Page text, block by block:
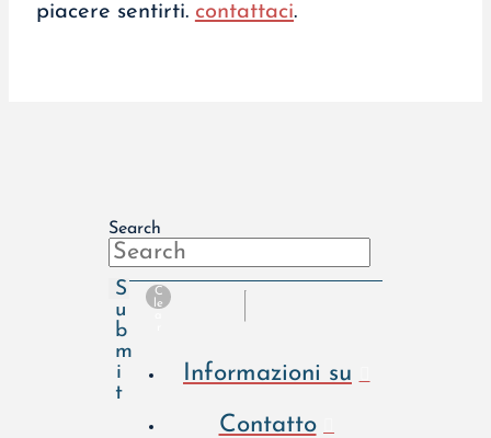
piacere sentirti. contattaci.
Search
S
u
b
m
i
t
C
le
Informazioni su
Contatto